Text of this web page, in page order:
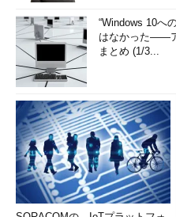
“Windows 10へ
はなかった――
まとめ (1/3...